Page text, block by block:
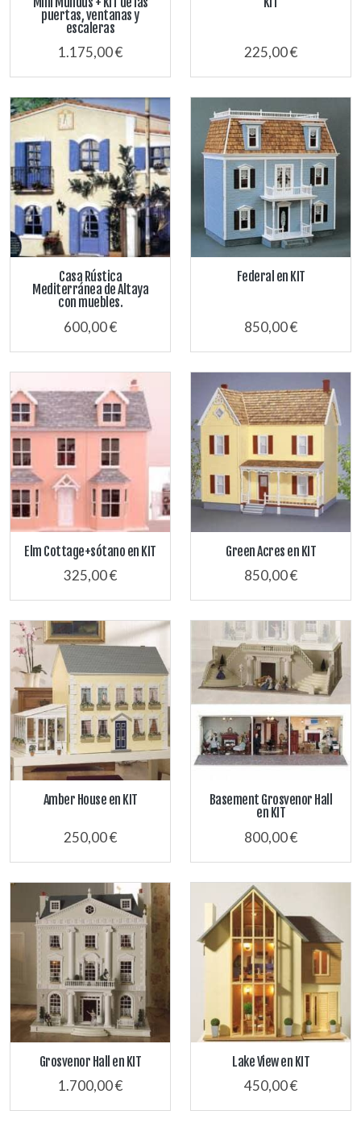
puertas, ventanas y
escaleras
1.175,00 € 225,00 €
Casa Rústica
Mediterránea de Altaya
con muebles.
600,00 €
Federal en KIT
850,00 €
Elm Cottage+sótano en KIT
325,00 €
Green Acres en KIT
850,00 €
Amber House en KIT
250,00 €
Basement Grosvenor Hall
en KIT
800,00 €
Grosvenor Hall en KIT
1.700,00 €
Lake View en KIT
450,00 €